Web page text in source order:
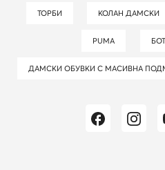
ТОРБИ КОЛАН ДАМСКИ
PUMA
ДАМСКИ ОБУВКИ С МАСИВНА